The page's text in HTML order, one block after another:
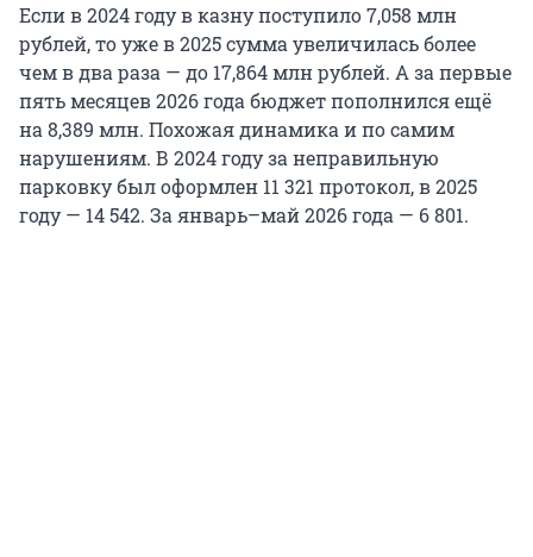
Если в 2024 году в казну поступило 7,058 млн
рублей, то уже в 2025 сумма увеличилась более
чем в два раза — до 17,864 млн рублей. А за первые
пять месяцев 2026 года бюджет пополнился ещё
на 8,389 млн. Похожая динамика и по самим
нарушениям. В 2024 году за неправильную
парковку был оформлен 11 321 протокол, в 2025
году — 14 542. За январь–май 2026 года — 6 801.